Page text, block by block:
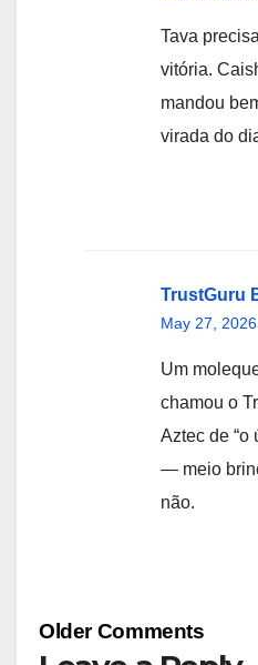
Tava
vitória.
mandou
virada do
TrustGuru
May 27,
Um
chamou o
Aztec de “o
— meio
não.
Comment
Older Comments